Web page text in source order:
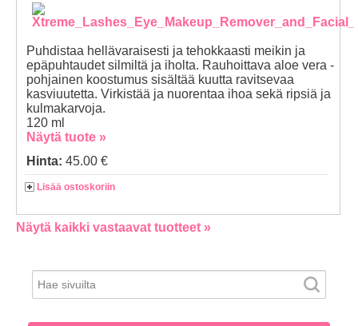
Puhdistaa hellävaraisesti ja tehokkaasti meikin ja
epäpuhtaudet silmiltä ja iholta. Rauhoittava aloe vera -
pohjainen koostumus sisältää kuutta ravitsevaa
kasviuutetta. Virkistää ja nuorentaa ihoa sekä ripsiä ja
kulmakarvoja.
120 ml
Näytä tuote »
Hinta: 45.00 €
Lisää ostoskoriin
Näytä kaikki vastaavat tuotteet »